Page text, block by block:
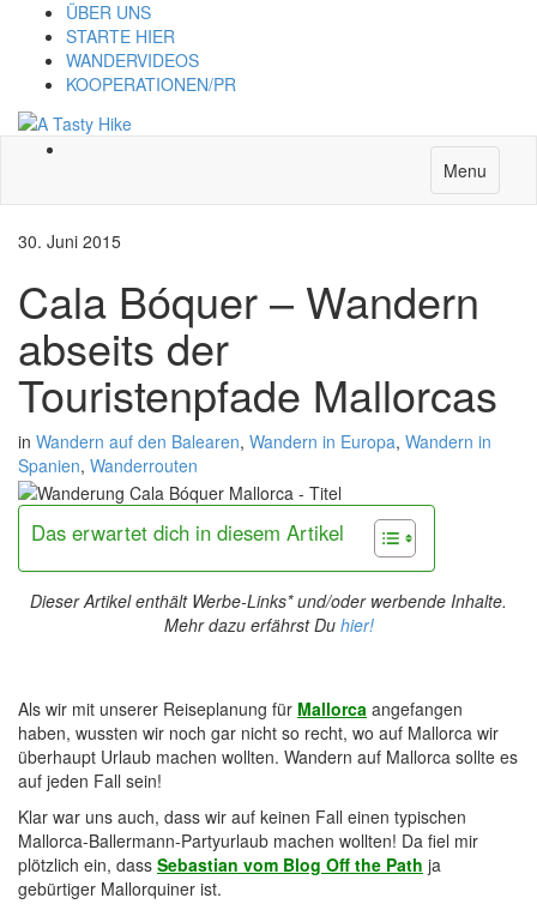
ÜBER UNS
STARTE HIER
WANDERVIDEOS
KOOPERATIONEN/PR
Menu
30. Juni 2015
Cala Bóquer – Wandern
abseits der
Touristenpfade Mallorcas
in Wandern auf den Balearen, Wandern in Europa, Wandern in
Spanien, Wanderrouten
Das erwartet dich in diesem Artikel
Dieser Artikel enthält Werbe-Links* und/oder werbende Inhalte.
Mehr dazu erfährst Du hier!
Als wir mit unserer Reiseplanung für Mallorca angefangen
haben, wussten wir noch gar nicht so recht, wo auf Mallorca wir
überhaupt Urlaub machen wollten. Wandern auf Mallorca sollte es
auf jeden Fall sein!
Klar war uns auch, dass wir auf keinen Fall einen typischen
Mallorca-Ballermann-Partyurlaub machen wollten! Da fiel mir
plötzlich ein, dass Sebastian vom Blog Off the Path ja
gebürtiger Mallorquiner ist.